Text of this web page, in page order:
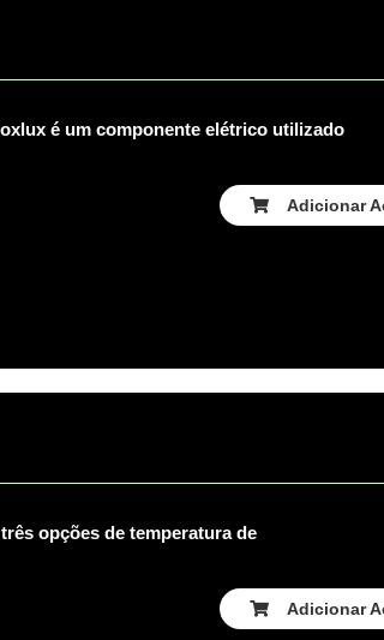
é um componente elétrico utilizado
Adicionar
opções de temperatura de
Adicionar